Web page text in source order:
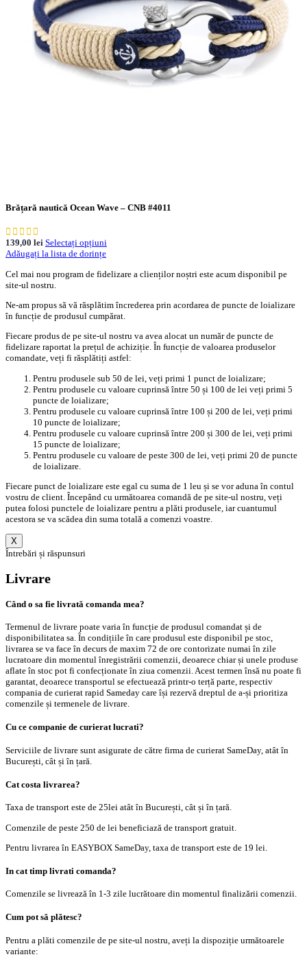
Brățară nautică Ocean Wave – CNB #4011
139,00 lei Selectați opțiuni
Adăugați la lista de dorințe
Cel mai nou program de fidelizare a clienților noștri este acum disponibil pe
site-ul nostru.
Ne-am propus să vă răsplătim încrederea prin acordarea de puncte de loializare
în funcție de produsul cumpărat.
Fiecare produs de pe site-ul nostru va avea alocat un număr de puncte de
fidelizare raportat la prețul de achiziție. În funcție de valoarea produselor
comandate, veți fi răsplătiți astfel:
Pentru produsele sub 50 de lei, veți primi 1 punct de loializare;
Pentru produsele cu valoare cuprinsă între 50 și 100 de lei veți primi 5
puncte de loializare;
Pentru produsele cu valoare cuprinsă între 100 și 200 de lei, veți primi
10 puncte de loializare;
Pentru produsele cu valoare cuprinsă între 200 și 300 de lei, veți primi
15 puncte de loializare;
Pentru produsele cu valoare de peste 300 de lei, veți primi 20 de puncte
de loializare.
Fiecare punct de loializare este egal cu suma de 1 leu și se vor aduna în contul
vostru de client. Începând cu următoarea comandă de pe site-ul nostru, veți
putea folosi punctele de loializare pentru a plăti produsele, iar cuantumul
acestora se va scădea din suma totală a comenzi voastre.
X
Întrebări și răspunsuri
Livrare
Când o sa fie livrată comanda mea?
Termenul de livrare poate varia în funcție de produsul comandat și de
disponibilitatea sa. În condițiile în care produsul este disponibil pe stoc,
livrarea se va face în decurs de maxim 72 de ore contorizate numai în zile
lucratoare din momentul înregistrării comenzii, deoarece chiar și unele produse
aflate în stoc pot fi confecționate în ziua comenzii. Acest termen însă nu poate fi
garantat, deoarece transportul se efectuează printr-o terță parte, respectiv
compania de curierat rapid Sameday care își rezervă dreptul de a-și prioritiza
comenzile și termenele de livrare.
Cu ce companie de curierat lucrati?
Serviciile de livrare sunt asigurate de către firma de curierat SameDay, atât în
București, cât și în țară.
Cat costa livrarea?
Taxa de transport este de 25lei atât în București, cât și în țară.
Comenzile de peste 250 de lei beneficiază de transport gratuit.
Pentru livrarea în EASYBOX SameDay, taxa de transport este de 19 lei.
In cat timp livrati comanda?
Comenzile se livrează în 1-3 zile lucrătoare din momentul finalizării comenzii.
Cum pot să plătesc?
Pentru a plăti comenzile de pe site-ul nostru, aveți la dispoziție următoarele
variante: